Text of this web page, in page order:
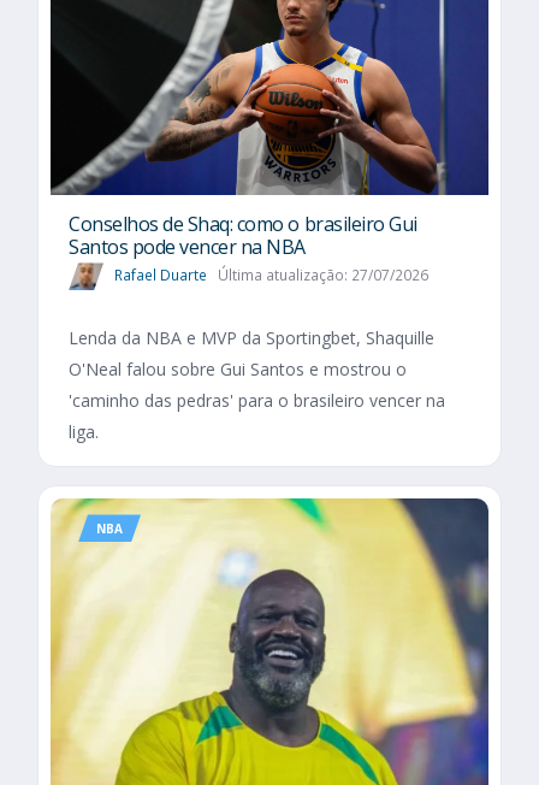
Conselhos de Shaq: como o brasileiro Gui
Santos pode vencer na NBA
Rafael Duarte Última atualização: 27/07/2026
Lenda da NBA e MVP da Sportingbet, Shaquille
O'Neal falou sobre Gui Santos e mostrou o
'caminho das pedras' para o brasileiro vencer na
liga.
NBA